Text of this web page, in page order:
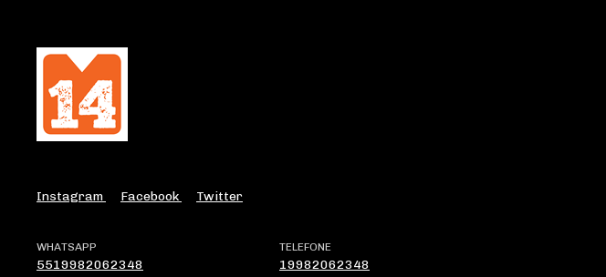
Instagram Facebook Twitter
WHATSAPP
5519982062348
TELEFONE
19982062348